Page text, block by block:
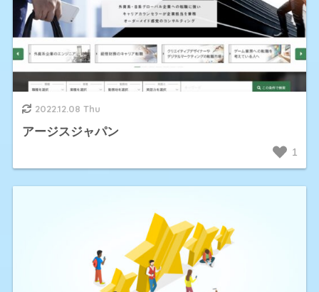
2022.12.08 Thu
アージスジャパン
1